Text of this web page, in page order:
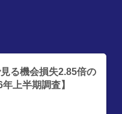
る機会損失2.85倍の
上半期調査】